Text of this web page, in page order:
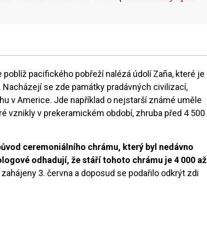
pacifického pobřeží nalézá údolí Zaña, které je
se zde památky pradávných civilizací,
v Americe. Jde například o nejstarší známé uměle
vznikly v prekeramickém období, zhruba před 4 500
ceremoniálního chrámu, který byl nedávno
odhadují, že stáří tohoto chrámu je 4 000 až
3. června a doposud se podařilo odkrýt zdi